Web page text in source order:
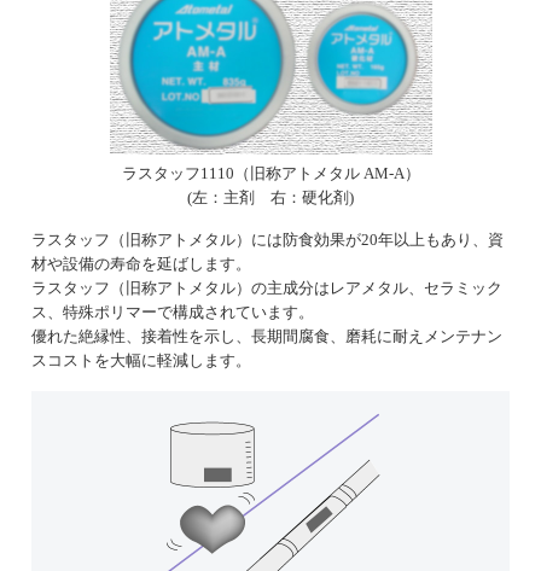
ラスタッフ1110（旧称アトメタル AM-A）
(左：主剤 右：硬化剤)
ラスタッフ（旧称アトメタル）には防食効果が20年以上もあり、資
材や設備の寿命を延ばします。
ラスタッフ（旧称アトメタル）の主成分はレアメタル、セラミック
ス、特殊ポリマーで構成されています。
優れた絶縁性、接着性を示し、長期間腐食、磨耗に耐えメンテナン
スコストを大幅に軽減します。